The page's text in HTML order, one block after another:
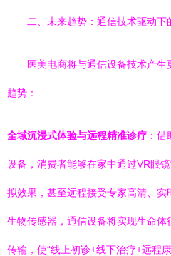
二、未来趋势：通信技术驱动
医美电商将与通信设备技术产
趋势：
全域沉浸式体验与远程精准诊疗 ：
设备，消费者能够在家中通过VR眼
拟效果，甚至远程接受专家高清、
生物传感器，通信设备将实现生命
传输，使“线上初诊+线下治疗+远程